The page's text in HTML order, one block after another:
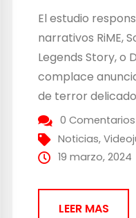
El estudio
narrativos RiME,
Legends Story, o
complace
de terror
Switch
en Google Stadia,
consolas Xbox.
0 Comentarios
Noticias,
19 marzo, 2024
LEER MAS